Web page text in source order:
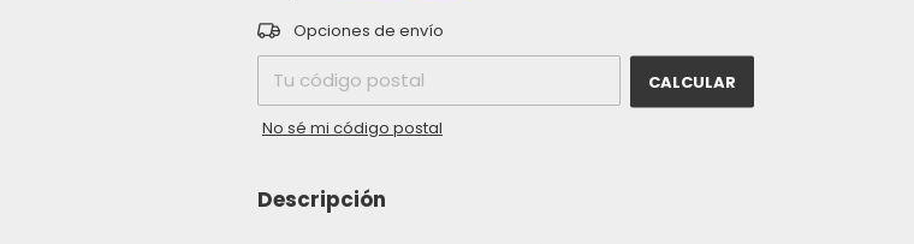
Entregas para el CP:
Opciones de envío
CALCULAR
No sé mi código postal
Descripción